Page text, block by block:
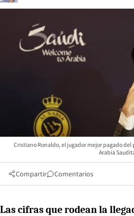
Cristiano Ronaldo, el jugador mejor pagado del
Arabia
Compartir Comentarios
Las cifras que rodean la